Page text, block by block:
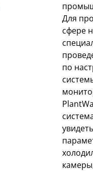
Для
сфере
по